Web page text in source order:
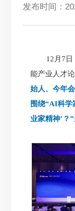
发布时间：
12月7日，
能产业人才
始人、今年
围绕“AI科学
业家精神’？